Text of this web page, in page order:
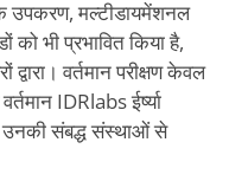
उपकरण, मल्टीडायमेंशनल
को भी प्रभावित किया है,
वर्तमान परीक्षण केवल
IDRlabs ईर्ष्या
उनकी संबद्ध संस्थाओं से